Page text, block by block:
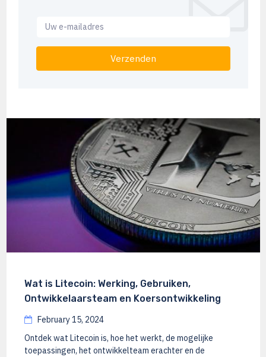
Verzenden
Wat is Litecoin: Werking, Gebruiken,
Ontwikkelaarsteam en Koersontwikkeling
February 15, 2024
Ontdek wat Litecoin is, hoe het werkt, de mogelijke
toepassingen, het ontwikkelteam erachter en de